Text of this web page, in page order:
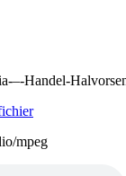
–-Handel-
mpeg